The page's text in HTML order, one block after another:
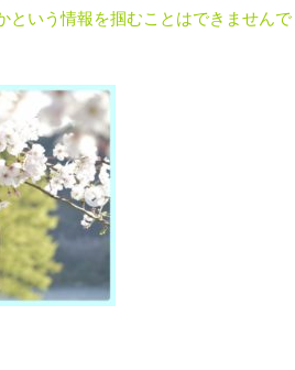
という情報を掴むことはできませんで